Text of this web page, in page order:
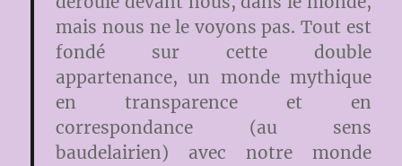
mais nous ne le voyons pas. Tout est
fondé sur cette double
appartenance, un monde mythique
en transparence et en
correspondance (au sens
baudelairien) avec notre monde